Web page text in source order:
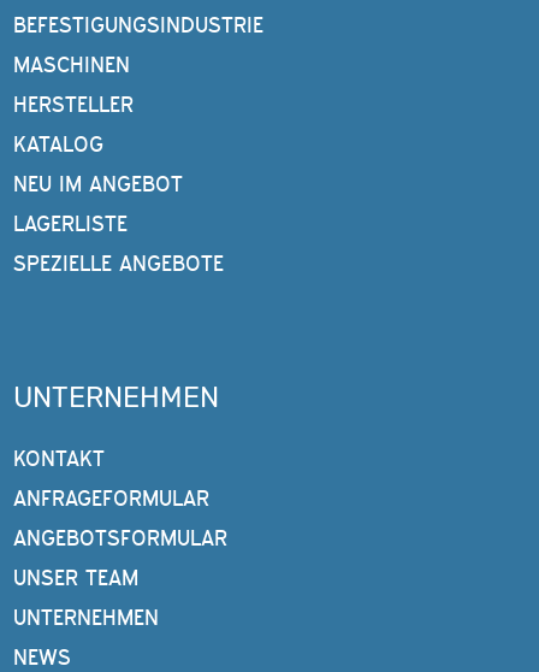
BEFESTIGUNGSINDUSTRIE
MASCHINEN
HERSTELLER
KATALOG
NEU IM ANGEBOT
LAGERLISTE
SPEZIELLE ANGEBOTE
UNTERNEHMEN
KONTAKT
ANFRAGEFORMULAR
ANGEBOTSFORMULAR
UNSER TEAM
UNTERNEHMEN
NEWS